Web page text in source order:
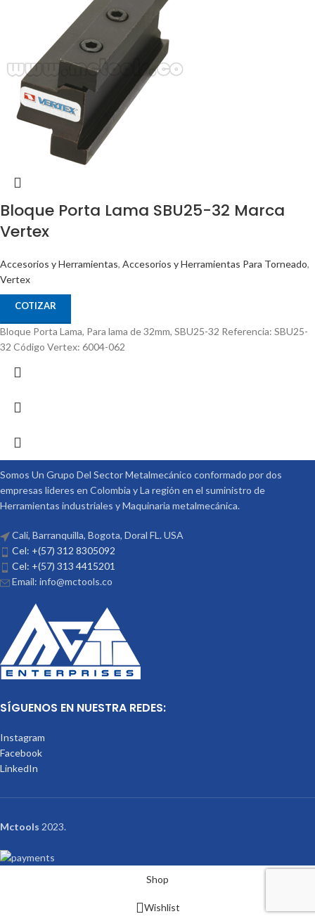
Bloque Porta Lama SBU25-32 Marca
Vertex
Accesorios y Herramientas, Accesorios y Herramientas Para Torneado,
Vertex
COTIZAR
Bloque Porta Lama, Para lama de 32mm, SBU25-32 Referencia: SBU25-
32 Código Vertex: 6004-062
Somos Un Grupo Del Sector Metalmecánico conformado por dos
empresas lideres en Colombia y La región en el suministro de
Herramientas industriales y Maquinaria metalmecánica.
Cali, Barranquilla, Bogota, Doral FL. USA
Cel: +(57) 312 8305092
Cel: +(57) 313 4415201
Email: info@mctools.co
SÍGUENOS EN NUESTRA REDES:
Instagram
Facebook
LinkedIn
Mctools 2023.
Shop
Wishlist